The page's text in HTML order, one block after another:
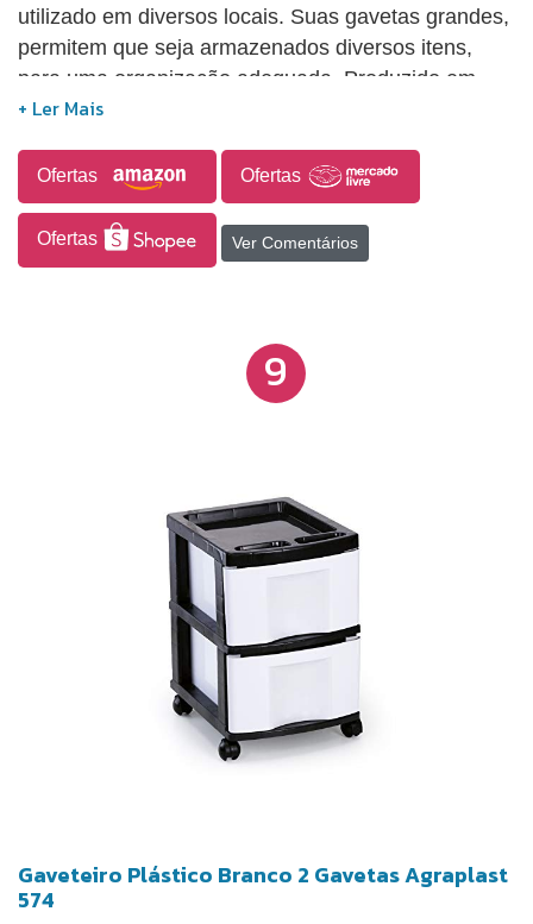
utilizado em diversos locais. Suas gavetas grandes,
permitem que seja armazenados diversos itens,
para uma organização adequada. Produzido em
plástico, garante uma limpeza rápida e fácil.
Ofertas Ofertas
Ofertas Ver Comentários
9
Gaveteiro Plástico Branco 2 Gavetas Agraplast
574